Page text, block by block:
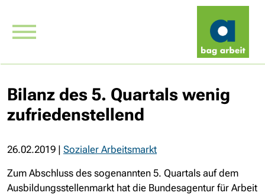
Bilanz des 5. Quartals wenig
zufriedenstellend
26.02.2019 | Sozialer Arbeitsmarkt
Zum Abschluss des sogenannten 5. Quartals auf dem
Ausbildungsstellenmarkt hat die Bundesagentur für Arbeit